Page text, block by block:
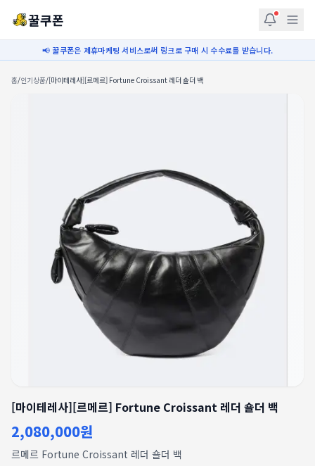
꿀쿠폰
📢 꿀쿠폰은 제휴마케팅 서비스로써 링크로 구매 시 수수료를 받습니다.
홈/인기상품/[마이테레사][르메르] Fortune Croissant 레더 숄더 백
[마이테레사][르메르] Fortune Croissant 레더 숄더 백
2,080,000원
르메르 Fortune Croissant 레더 숄더 백